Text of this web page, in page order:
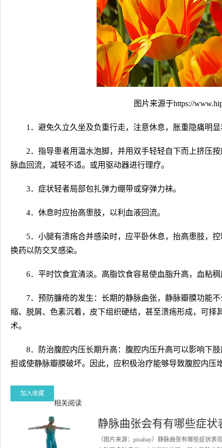
图片来源于https://
1．避免久立久坐及负重行走，注意休息，胀重隐痛明显
2．指导患者用温水泡脚，并用双手轻轻自下而上挤压按
脉血回流，减轻不适。或用驱动器进行理疗。
3．症状轻者局部包扎弹力绷带或穿弹力袜。
4．休息时应抬高患肢，以利血液回流。
5．小腿有溃疡合并感染时，应平卧休息，抬高患肢，控
换药以防交叉感染。
6．平时饮食宜清淡。高脂饮食容易使血脂升高，血粘稠
7．预防臁疮的发生：长期的静脉曲张，静脉瓣膜功能不
缩、脱屑、色素沉着，皮下组织硬结，甚至溃疡形成，可
术。
8．防治腹腔内压长期升高：腹腔内压升高可以影响下肢
担或使静脉瓣膜破坏。因此，应积极治疗能够导致腹腔内压
加入收藏
相关阅读
静脉曲张会有有哪些症状
（图片来源：pixabay）静脉曲张有哪些症状